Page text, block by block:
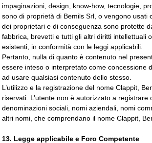
impaginazioni, design, know-how, tecnologie,
sono di proprietà di Bemils Srl, o vengono usati
dei proprietari e di conseguenza sono protette
fabbrica, brevetti e tutti gli altri diritti intellettuali
esistenti, in conformità con le leggi applicabili.
Pertanto, nulla di quanto è contenuto nel
essere inteso o interpretato come concessione
ad usare qualsiasi contenuto dello stesso.
L’utilizzo e la registrazione del nome Clappit,
riservati. L’utente non è autorizzato a registrare
denominazioni sociali, nomi aziendali, nomi
altri nomi, che comprendano il nome Clappit,
13. Legge applicabile e Foro Competente